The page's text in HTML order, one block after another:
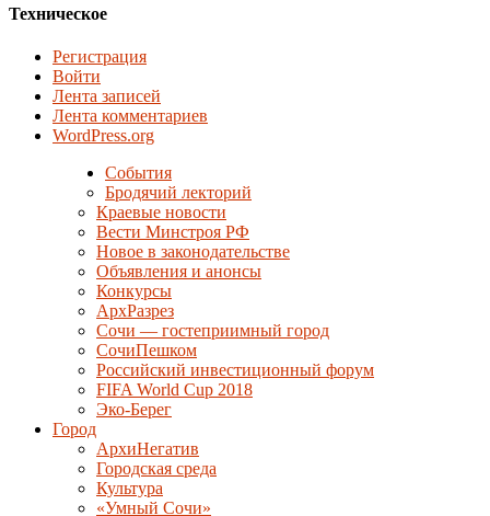
Техническое
Регистрация
Войти
Лента записей
Лента комментариев
WordPress.org
События
Бродячий лекторий
Краевые новости
Вести Минстроя РФ
Новое в законодательстве
Объявления и анонсы
Конкурсы
АрхРазрез
Сочи — гостеприимный город
СочиПешком
Российский инвестиционный форум
FIFA World Cup 2018
Эко-Берег
Город
АрхиНегатив
Городская среда
Культура
«Умный Сочи»